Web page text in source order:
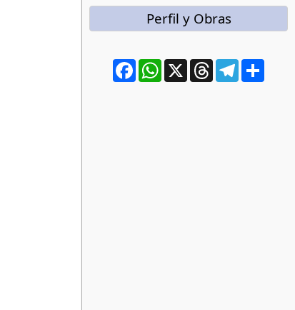
Perfil y Obras
FacebookWhatsApp
X ThreadsTelegram